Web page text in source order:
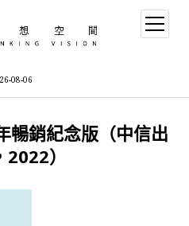
08-06
open
menu
暢銷紀念版（中信出
）